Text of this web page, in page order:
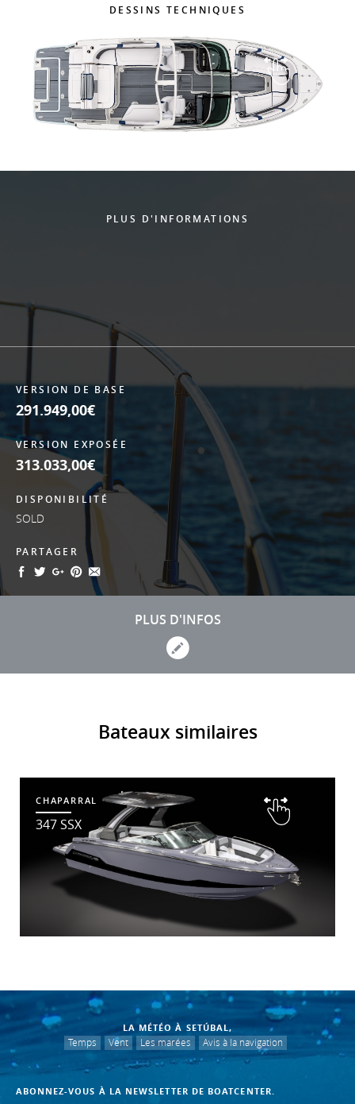
DESSINS TECHNIQUES
PLUS D'INFORMATIONS
VERSION DE BASE
291.949,00€
VERSION EXPOSÉE
313.033,00€
DISPONIBILITÉ
SOLD
PARTAGER
PLUS D'INFOS
Bateaux similaires
CHAPARRAL
347 SSX
LA MÉTÉO À SETÚBAL,
Temps
Vent Les marées Avis à la navigation
ABONNEZ-VOUS À LA NEWSLETTER DE BOATCENTER.